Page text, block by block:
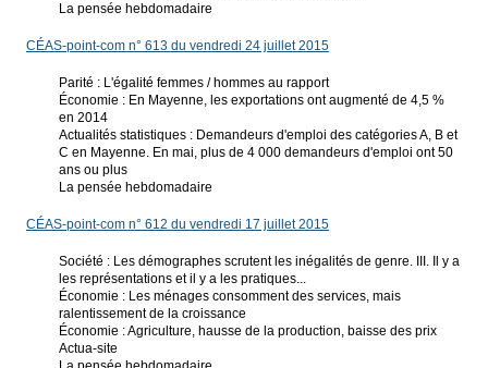
La pensée hebdomadaire
CÉAS-point-com n° 613 du vendredi 24 juillet 2015
Parité : L'égalité femmes / hommes au rapport
Économie : En Mayenne, les exportations ont augmenté de 4,5 %
en 2014
Actualités statistiques : Demandeurs d'emploi des catégories A, B et
C en Mayenne. En mai, plus de 4 000 demandeurs d'emploi ont 50
ans ou plus
La pensée hebdomadaire
CÉAS-point-com n° 612 du vendredi 17 juillet 2015
Société : Les démographes scrutent les inégalités de genre. III. Il y a
les représentations et il y a les pratiques...
Économie : Les ménages consomment des services, mais
ralentissement de la croissance
Économie : Agriculture, hausse de la production, baisse des prix
Actua-site